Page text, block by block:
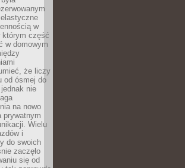
w
którym część
w domowym
że liczy
od ósmej do
nie
na nowo
prywatnym
Wielu
i
do swoich
zaczęło
się od